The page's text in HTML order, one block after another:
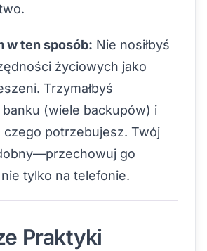
w ten sposób: Nie nosiłbyś
życiowych jako
Trzymałbyś
(wiele backupów) i
czego potrzebujesz. Twój
go
tylko na telefonie.
Praktyki